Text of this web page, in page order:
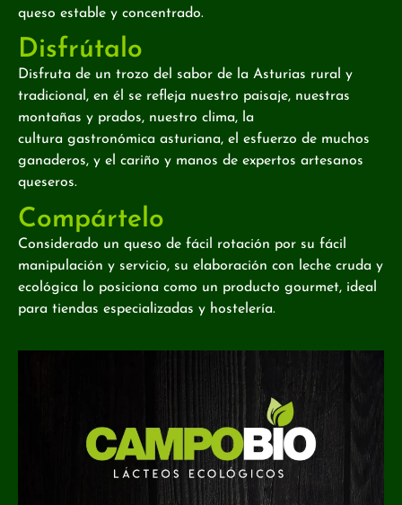
queso estable y concentrado.
Disfrútalo
Disfruta de un trozo del sabor de la Asturias rural y
tradicional, en él se refleja nuestro paisaje, nuestras
montañas y prados, nuestro clima, la
cultura gastronómica asturiana, el esfuerzo de muchos
ganaderos, y el cariño y manos de expertos artesanos
queseros.
Compártelo
Considerado un queso de fácil rotación por su fácil
manipulación y servicio, su elaboración con leche cruda y
ecológica lo posiciona como un producto gourmet, ideal
para tiendas especializadas y hostelería.